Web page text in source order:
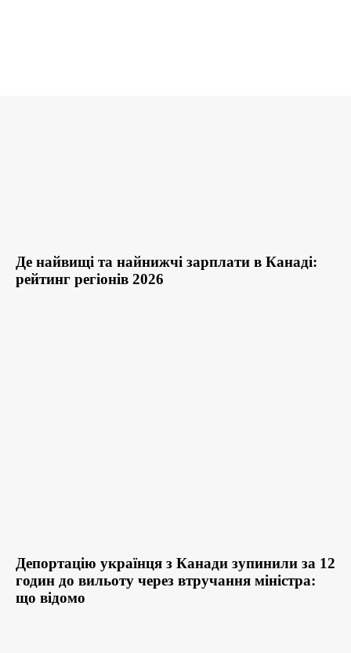
Де найвищі та найнижчі зарплати в Канаді:
рейтинг регіонів 2026
Депортацію українця з Канади зупинили за 12
годин до вильоту через втручання міністра:
що відомо